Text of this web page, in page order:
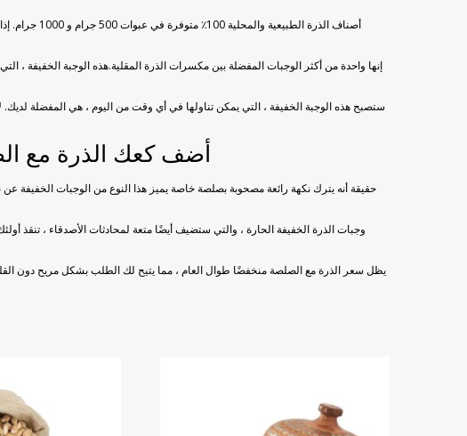
أصناف
إنها واحدة من أكثر الوجبات المفضلة بين مكسرات الذرة المقلية.هذه الوجبة الخفيفة ،
ستصبح هذه الوجبة الخفيفة ، التي يمكن تناولها في أي وقت من اليوم ، هي المفضلة
أضف كعك الذرة مع
حقيقة أنه يترك نكهة رائعة مصحوبة بصلصة خاصة يميز هذا النوع من الوجبات الخفيفة
وجبات الذرة الخفيفة الحارة ، والتي ستضيف أيضًا متعة لمحادثات الأصدقاء ، تنقذ
يظل سعر الذرة مع الصلصة منخفضًا طوال العام ، مما يتيح لك الطلب بشكل مريح دون